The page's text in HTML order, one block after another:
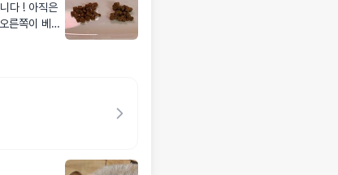
다 ! 아직은